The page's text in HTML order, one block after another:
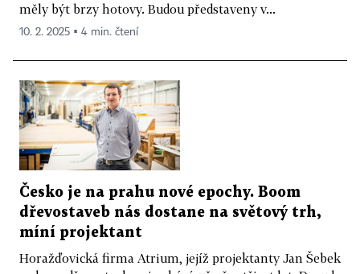
měly být brzy hotovy. Budou představeny v...
10. 2. 2025 ▪ 4 min. čtení
Česko je na prahu nové epochy. Boom
dřevostaveb nás dostane na světový trh,
míní projektant
Horažďovická firma Atrium, jejíž projektanty Jan Šebek